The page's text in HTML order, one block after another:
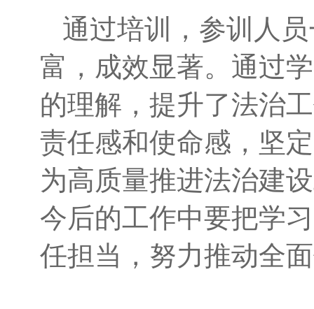
通过培训，参训人
富，成效显著。通过
的理解，提升了法治
责任感和使命感，坚
为高质量推进法治建
今后的工作中要把学
任担当，努力推动全